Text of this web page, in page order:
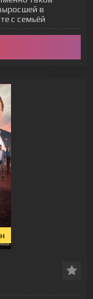
в
с семьёй